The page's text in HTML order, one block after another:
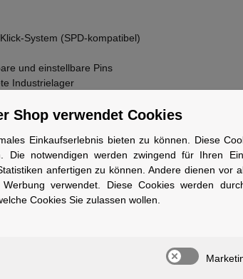
System (SPD-kompatibel)
und einstellbare Pins
Industrielager
Gravel
von Klickpedalen mit der Freiheit eines Flat-
Shop verwendet Cookies
Einkaufserlebnis bieten zu können. Diese
Die notwendigen werden zwingend für Ihren
anfertigen zu können. Andere dienen vor
verwendet. Diese Cookies werden
Cookies Sie zulassen wollen.